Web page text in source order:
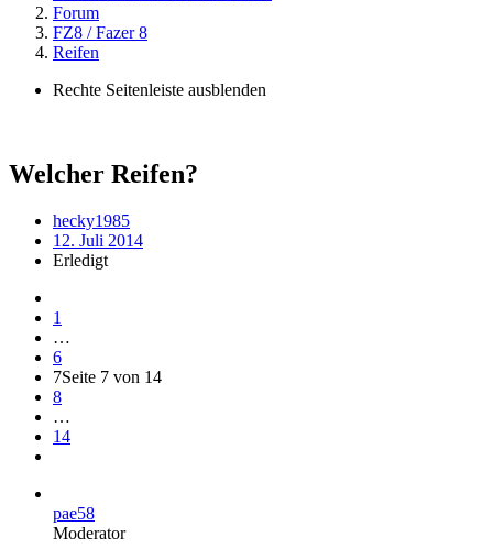
Forum
FZ8 / Fazer 8
Reifen
Rechte Seitenleiste ausblenden
Welcher Reifen?
hecky1985
12. Juli 2014
Erledigt
1
…
6
7Seite 7 von 14
8
…
14
pae58
Moderator